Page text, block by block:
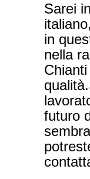
Sarei
in
nella
futuro